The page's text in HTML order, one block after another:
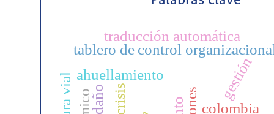
gestión
crisis
tablero de control
ahuellamiento
traducción automática
colombia